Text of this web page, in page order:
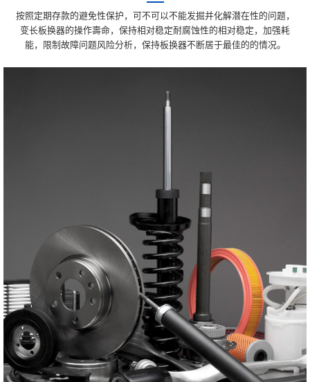
按照定期存款的避免性保护，可不可以不能发掘并化解潜在性的问题，
变长板换器的操作壽命，保持相对稳定耐腐蚀性的相对稳定，加强耗
能，限制故障问题风险分析，保持板换器不断居于最佳的的情况。